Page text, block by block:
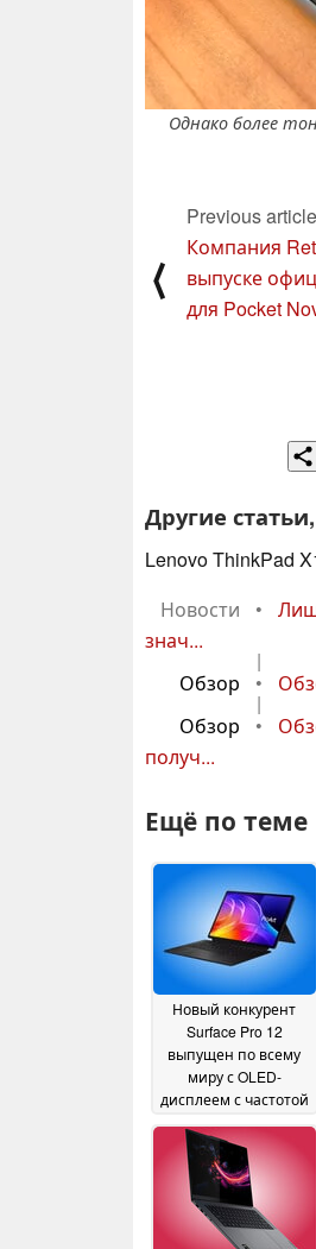
Однако более
⟨
Previous article
Компания
выпуске
для Pocket
Другие
Lenovo ThinkPad
Новости
•
знач...
|
Обзор
•
|
Обзор
•
получ...
Ещё по теме
Новый конкурент
Surface Pro 12
выпущен по всему
миру с OLED-
дисплеем с частотой
более мощным
процессором
Snapdragon X2 Elite и
аккумулятором,
объём которого